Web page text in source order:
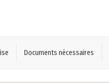
Documents nécessaires